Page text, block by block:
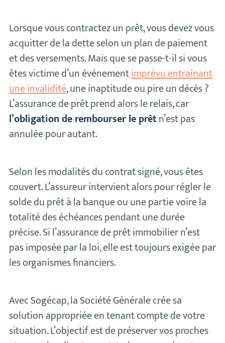
Lorsque vous contractez un prêt, vous devez vous
acquitter de la dette selon un plan de paiement
et des versements. Mais que se passe-t-il si vous
êtes victime d’un événementimprévu entraînant
une invalidité, une inaptitude ou pire un décès ?
L’assurance de prêt prend alors le relais, car
l’obligation de rembourser le prêtn’est pas
annulée pour autant.
Selon les modalités du contrat signé, vous êtes
couvert. L’assureur intervient alors pour régler le
solde du prêt à la banque ou une partie voire la
totalité des échéances pendant une durée
précise. Si l’assurance de prêt immobilier n’est
pas imposée par la loi, elle est toujours exigée par
les organismes financiers.
Avec Sogécap, la Société Générale crée sa
solution appropriée en tenant compte de votre
situation. L’objectif est de préserver vos proches